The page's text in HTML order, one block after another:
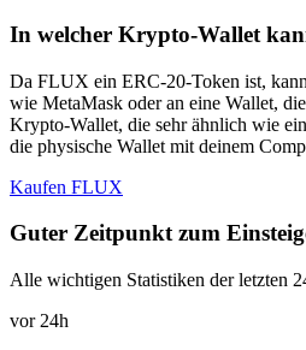
In welcher Krypto-Wallet
Da FLUX ein ERC-20-Token ist,
wie MetaMask oder an eine Wallet,
Krypto-Wallet, die sehr ähnlich wie
die physische Wallet mit deinem
Kaufen FLUX
Guter Zeitpunkt zum
Alle wichtigen Statistiken der letzten
vor 24h